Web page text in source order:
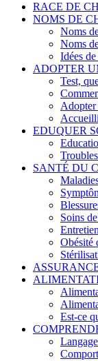
RACE DE
NOMS DE
Noms
Noms
Idées
ADOPTER
Test,
Adopter
EDUQUER
SANTÉ DU
Soins
Obésité
Est-ce